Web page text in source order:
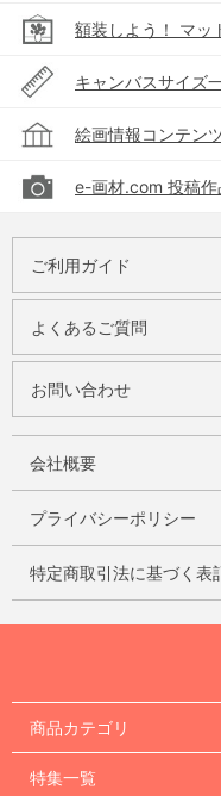
額装しよう！ マッ
キャンバスサイズ
絵画情報コンテン
e-画材.com 投稿作
ご利用ガイド
よくあるご質問
お問い合わせ
会社概要
プライバシーポリシー
特定商取引法に基づく表
商品カテゴリ
特集一覧